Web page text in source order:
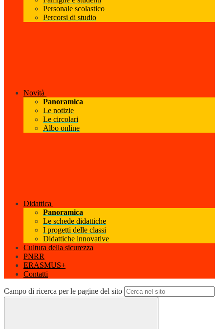
Personale scolastico
Percorsi di studio
Novità
Panoramica
Le notizie
Le circolari
Albo online
Didattica
Panoramica
Le schede didattiche
I progetti delle classi
Didattiche innovative
Cultura della sicurezza
PNRR
ERASMUS+
Contatti
Campo di ricerca per le pagine del sito